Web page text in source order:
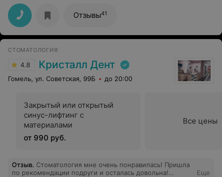
2025г, чуткое отношение к людям экстренной службы
приемного отделения, главному врачу Гомельской
областной клинической больницы Андрею
Анатольевичу, лечащему врачу Дмитрию
Александровичу и всему медицинскому персоналу 2-
Андреем Зотовичем. Спасибо Вам и низкий поклон за
Ваши золотые руки и добрые сердца.
Отзывы41
СТОМАТОЛОГИЯ
4.8 Кристалл Дент
Гомель, ул. Советская, 99Б до 20:00
Закрытый или открытый
синус-лифтинг с
материалами
от 990 руб.
Все цены
Отзыв. Стоматология мне очень понравилась! Пришла
по рекомендации подруги и осталась довольна!
Еще